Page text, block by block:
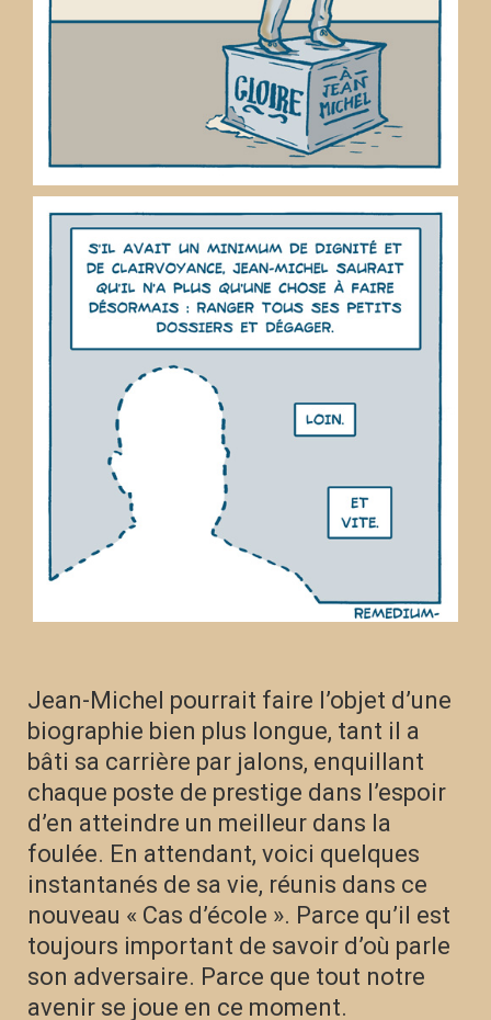
Jean-Michel pourrait faire l’objet d’une
biographie bien plus longue, tant il a
bâti sa carrière par jalons, enquillant
chaque poste de prestige dans l’espoir
d’en atteindre un meilleur dans la
foulée. En attendant, voici quelques
instantanés de sa vie, réunis dans ce
nouveau « Cas d’école ». Parce qu’il est
toujours important de savoir d’où parle
son adversaire. Parce que tout notre
avenir se joue en ce moment.